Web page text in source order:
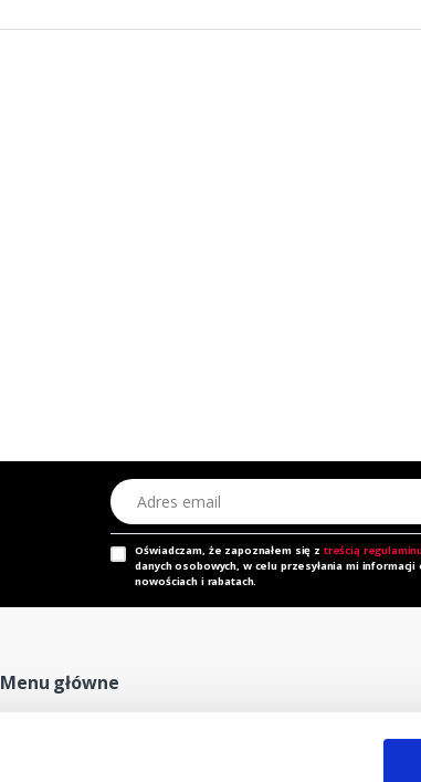
Adres email
Oświadczam, że zapoznałem się z treścią
danych osobowych, w celu przesyłania mi
nowościach i rabatach.
Menu główne